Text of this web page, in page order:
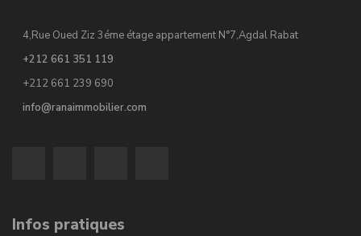
4,Rue Oued Ziz 3éme étage appartement N°7,Agdal Rabat
+212 661 351 119
+212 661 239 690
info@ranaimmobilier.com
Infos pratiques